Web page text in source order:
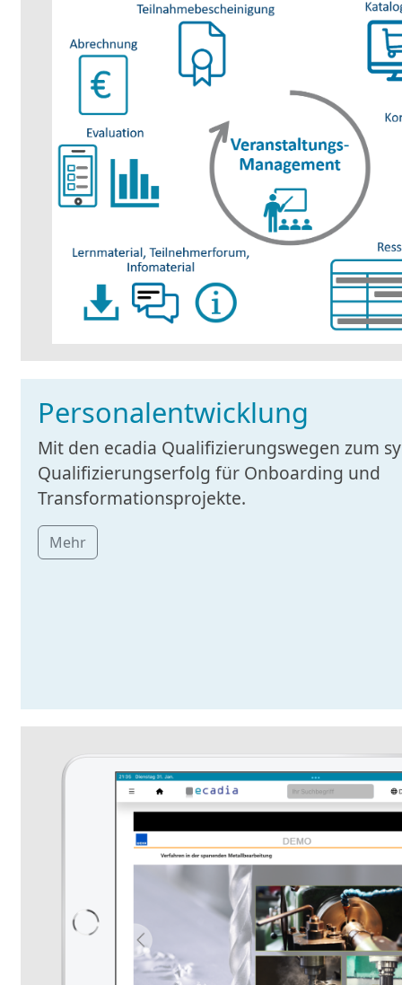
Personalentwicklung
Mit den ecadia Qualifizierungswegen zum
Qualifizierungserfolg für Onboarding und
Transformationsprojekte.
Mehr